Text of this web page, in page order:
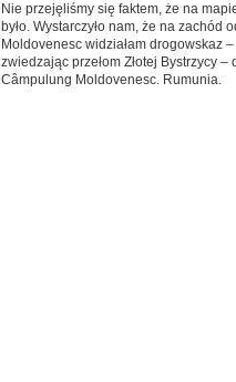
Nie przejęliśmy się faktem, że na
było. Wystarczyło nam, że na zachód
Moldovenesc widziałam drogowskaz –
zwiedzając przełom Złotej Bystrzycy –
Câmpulung Moldovenesc. Rumunia.